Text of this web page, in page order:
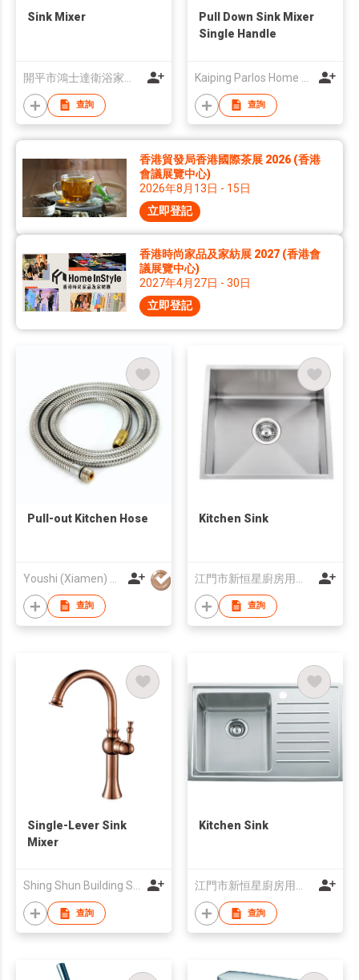
Sink Mixer
查詢
Pull Down Sink Mixer
Single Handle
查詢
香港貿發局香港國際茶展 2026 (香港
會議展覽中心)
2026年8月13日 - 15日
立即登記
香港時尚家品及家紡展 2027 (香港會
議展覽中心)
2027年4月27日 - 30日
立即登記
Pull-out Kitchen Hose
查詢
Kitchen Sink
查詢
Single-Lever Sink
Mixer
查詢
Kitchen Sink
查詢